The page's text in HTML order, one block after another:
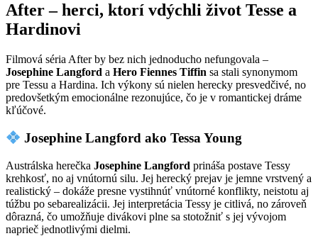
After – herci, ktorí vdýchli život Tesse a
Hardinovi
Filmová séria After by bez nich jednoducho nefungovala –
Josephine Langford a Hero Fiennes Tiffin sa stali synonymom
pre Tessu a Hardina. Ich výkony sú nielen herecky presvedčivé, no
predovšetkým emocionálne rezonujúce, čo je v romantickej dráme
kľúčové.
Josephine Langford ako Tessa Young
Austrálska herečka Josephine Langford prináša postave Tessy
krehkosť, no aj vnútornú silu. Jej herecký prejav je jemne vrstvený a
realistický – dokáže presne vystihnúť vnútorné konflikty, neistotu aj
túžbu po sebarealizácii. Jej interpretácia Tessy je citlivá, no zároveň
dôrazná, čo umožňuje divákovi plne sa stotožniť s jej vývojom
naprieč jednotlivými dielmi.